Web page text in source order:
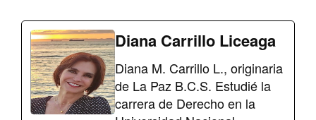
Diana Carrillo Liceaga
Diana M. Carrillo L., originaria
de La Paz B.C.S. Estudié la
carrera de Derecho en la